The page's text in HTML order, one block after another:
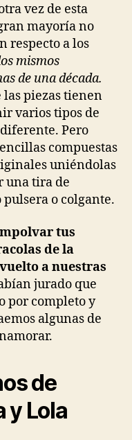
vez de esta
mayoría no
respecto a los
mismos
de una década.
las piezas tienen
varios tipos de
Pero
compuestas
uniéndolas
una tira de
o colgante.
tus
de la
a nuestras
jurado que
por completo y
algunas de
de
y Lola